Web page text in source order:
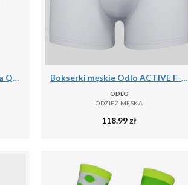
Wodoodporna kurtka zimowa Q36.5 Adventure Bokserki męskie Odlo ACTIVE F-DRyIGHT ECO
ODLO
ODZIEŻ MĘSKA
118.99 zł